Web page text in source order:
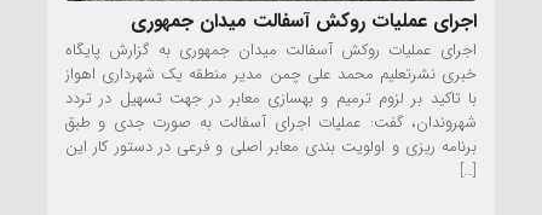
اجرای عملیات روکش آسفالت میدان جمهوری
اجرای عملیات روکش آسفالت میدان جمهوری به گزارش پایگاه
خبری نشرتعلیم محمد علی چمن مدیر منطقه یک شهرداری اهواز
با تاکید بر لزوم ترمیم و بهسازی معابر در جهت تسهیل در تردد
شهروندان، گفت: عملیات اجرای آسفالت به صورت جدی و طبق
برنامه ریزی و اولویت بندی معابر اصلی و فرعی در دستور کار این
[…]